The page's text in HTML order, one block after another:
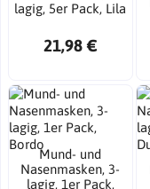
lagig, 5er Pack, Lila
21,98 €
Mund- und
Nasenmasken, 3-
lagig, 1er Pack,